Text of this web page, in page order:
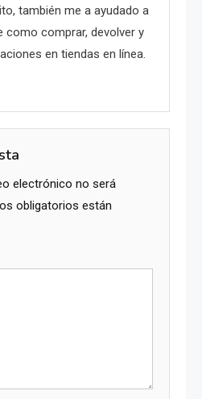
también me a ayudado a
como comprar, devolver y
en tiendas en línea.
electrónico no será
obligatorios están